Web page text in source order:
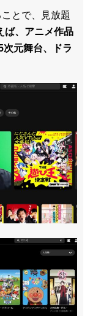
とで、見放題
ば、アニメ作品
元舞台、ドラ